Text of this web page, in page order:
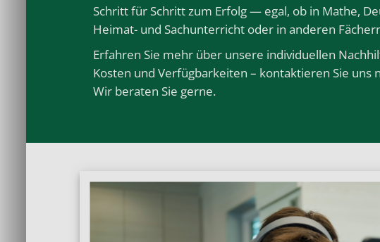
Schritt für Schritt zum Erfolg — egal, ob in Mathe,
Heimat- und Sachunterricht oder in anderen
Erfahren Sie mehr über unsere individuellen
Kosten und Verfügbarkeiten – kontaktieren Sie uns
Wir beraten Sie gerne.